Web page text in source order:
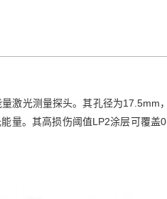
激光测量探头。其孔径为17.5mm
量。其高损伤阈值LP2涂层可覆盖